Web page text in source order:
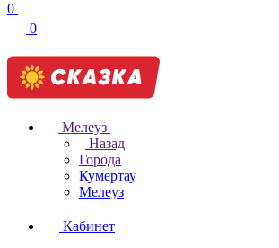
0
0
Мелеуз
Назад
Города
Кумертау
Мелеуз
Кабинет